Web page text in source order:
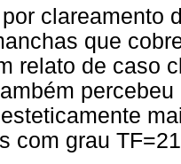
clareamento
que
relato de caso
com grau